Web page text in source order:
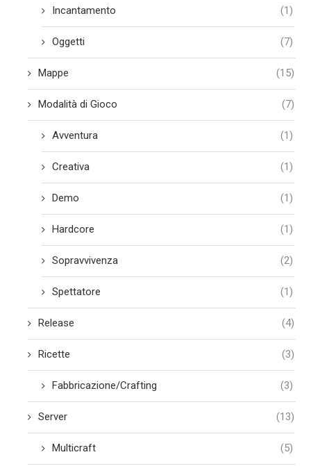
Incantamento (1)
Oggetti (7)
Mappe (15)
Modalità di Gioco (7)
Avventura (1)
Creativa (1)
Demo (1)
Hardcore (1)
Sopravvivenza (2)
Spettatore (1)
Release (4)
Ricette (3)
Fabbricazione/Crafting (3)
Server (13)
Multicraft (5)